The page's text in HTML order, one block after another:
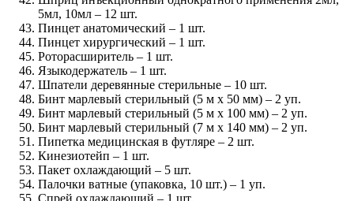
5мл, 10мл – 12 шт.
Пинцет анатомический – 1 шт.
Пинцет хирургический – 1 шт.
Роторасширитель – 1 шт.
Языкодержатель – 1 шт.
Шпатели деревянные стерильные – 10 шт.
Бинт марлевый стерильный (5 м x 50 мм) – 2 уп.
Бинт марлевый стерильный (5 м x 100 мм) – 2 уп.
Бинт марлевый стерильный (7 м x 140 мм) – 2 уп.
Пипетка медицинская в футляре – 2 шт.
Кинезиотейп – 1 шт.
Пакет охлаждающий – 5 шт.
Палочки ватные (упаковка, 10 шт.) – 1 уп.
Спрей охлаждающий – 1 шт.